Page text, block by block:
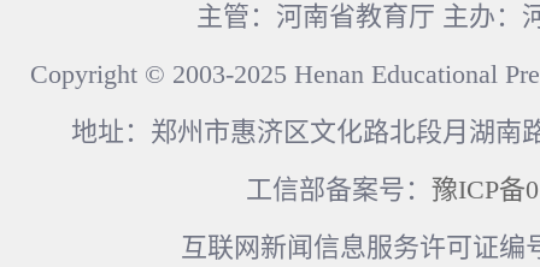
主管：河南省教育厅 主办：
Copyright © 2003-2025 Henan Educational
地址：郑州市惠济区文化路北段月湖南
工信部备案号： 豫ICP备
互联网新闻信息服务许可证编